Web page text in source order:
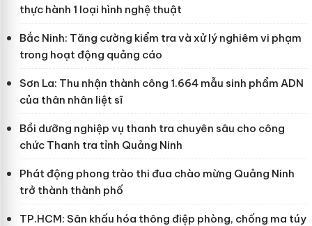
thực hành 1 loại hình nghệ thuật
Bắc Ninh: Tăng cường kiểm tra và xử lý nghiêm vi phạm
trong hoạt động quảng cáo
Sơn La: Thu nhận thành công 1.664 mẫu sinh phẩm ADN
của thân nhân liệt sĩ
Bồi dưỡng nghiệp vụ thanh tra chuyên sâu cho công
chức Thanh tra tỉnh Quảng Ninh
Phát động phong trào thi đua chào mừng Quảng Ninh
trở thành thành phố
TP.HCM: Sân khấu hóa thông điệp phòng, chống ma túy